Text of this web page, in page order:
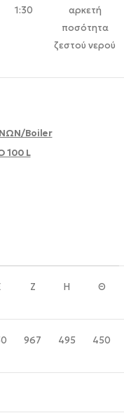
1:30
αρκετή
ποσότητα
ζεστού νερού
Boiler
100 L
Ζ H Θ
967 495 450